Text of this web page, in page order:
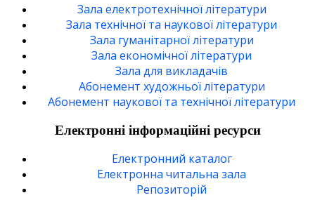
Зала електротехнічної літератури
Зала технічної та наукової літератури
Зала гуманітарної літератури
Зала економічної літератури
Зала для викладачів
Абонемент художньої літератури
Абонемент наукової та технічної літератури
Електронні інформаційні ресурси
Електронний каталог
Електронна читальна зала
Репозиторій